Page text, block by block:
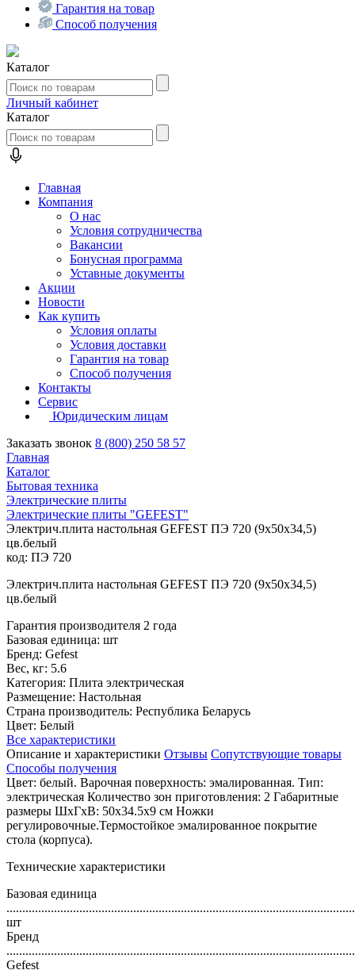
Гарантия на товар
Способ получения
Каталог
Личный кабинет
Каталог
Главная
Компания
О нас
Условия сотрудничества
Вакансии
Бонусная программа
Уставные документы
Акции
Новости
Как купить
Условия оплаты
Условия доставки
Гарантия на товар
Способ получения
Контакты
Сервис
Юридическим лицам
Заказать звонок 8 (800) 250 58 57
Главная
Каталог
Бытовая техника
Электрические плиты
Электрические плиты "GEFEST"
Электрич.плита настольная GEFEST ПЭ 720 (9х50х34,5)
цв.белый
код: ПЭ 720
Электрич.плита настольная GEFEST ПЭ 720 (9х50х34,5)
цв.белый
Гарантия производителя 2 года
Базовая единица: шт
Бренд: Gefest
Вес, кг: 5.6
Категория: Плита электрическая
Размещение: Настольная
Страна производитель: Республика Беларусь
Цвет: Белый
Все характеристики
Описание и характеристики Отзывы Сопутствующие товары
Способы получения
Цвет: белый. Варочная поверхность: эмалированная. Тип:
электрическая Количество зон приготовления: 2 Габаритные
размеры ШхГхВ: 50х34.5х9 см Ножки
регулировочные.Термостойкое эмалированное покрытие
стола (корпуса).
Технические характеристики
Базовая единица
шт
Бренд
Gefest